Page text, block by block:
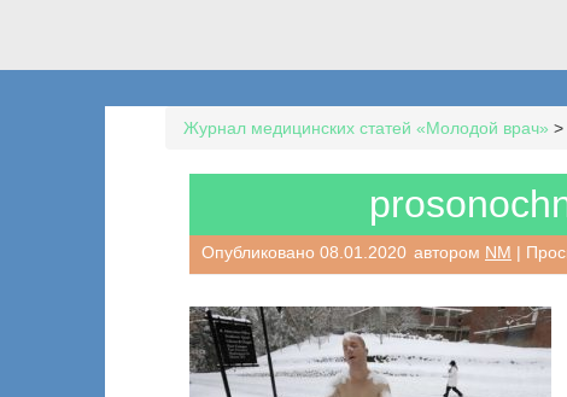
Журнал медицинских статей «Молодой врач» >
Опубликовано 08.01.2020 автором NM |